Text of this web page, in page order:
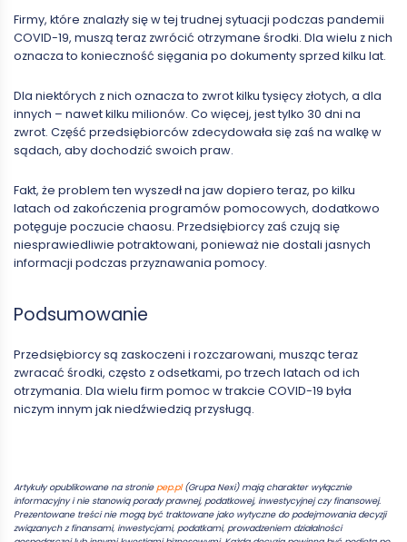
Firmy, które znalazły się w tej trudnej sytuacji podczas pandemii
COVID-19, muszą teraz zwrócić otrzymane środki. Dla wielu z nich
oznacza to konieczność sięgania po dokumenty sprzed kilku lat.
Dla niektórych z nich oznacza to zwrot kilku tysięcy złotych, a dla
innych – nawet kilku milionów. Co więcej, jest tylko 30 dni na
zwrot. Część przedsiębiorców zdecydowała się zaś na walkę w
sądach, aby dochodzić swoich praw.
Fakt, że problem ten wyszedł na jaw dopiero teraz, po kilku
latach od zakończenia programów pomocowych, dodatkowo
potęguje poczucie chaosu. Przedsiębiorcy zaś czują się
niesprawiedliwie potraktowani, ponieważ nie dostali jasnych
informacji podczas przyznawania pomocy.
Podsumowanie
Przedsiębiorcy są zaskoczeni i rozczarowani, musząc teraz
zwracać środki, często z odsetkami, po trzech latach od ich
otrzymania. Dla wielu firm pomoc w trakcie COVID-19 była
niczym innym jak niedźwiedzią przysługą.
Artykuły opublikowane na stroniepep.pl(Grupa Nexi) mają charakter wyłącznie
informacyjny i nie stanowią porady prawnej, podatkowej, inwestycyjnej czy finansowej.
Prezentowane treści nie mogą być traktowane jako wytyczne do podejmowania decyzji
związanych z finansami, inwestycjami, podatkami, prowadzeniem działalności